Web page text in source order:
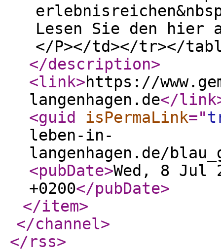
Lesen Sie den hier
</P></td></tr></
</description>
<link>https://
langenhagen.de</link
<guid
isPermaLink="
leben-in-
langenhagen.de/
<pubDate>Wed, 8 Jul
+0200</pubDate>
</item>
</channel>
</rss>